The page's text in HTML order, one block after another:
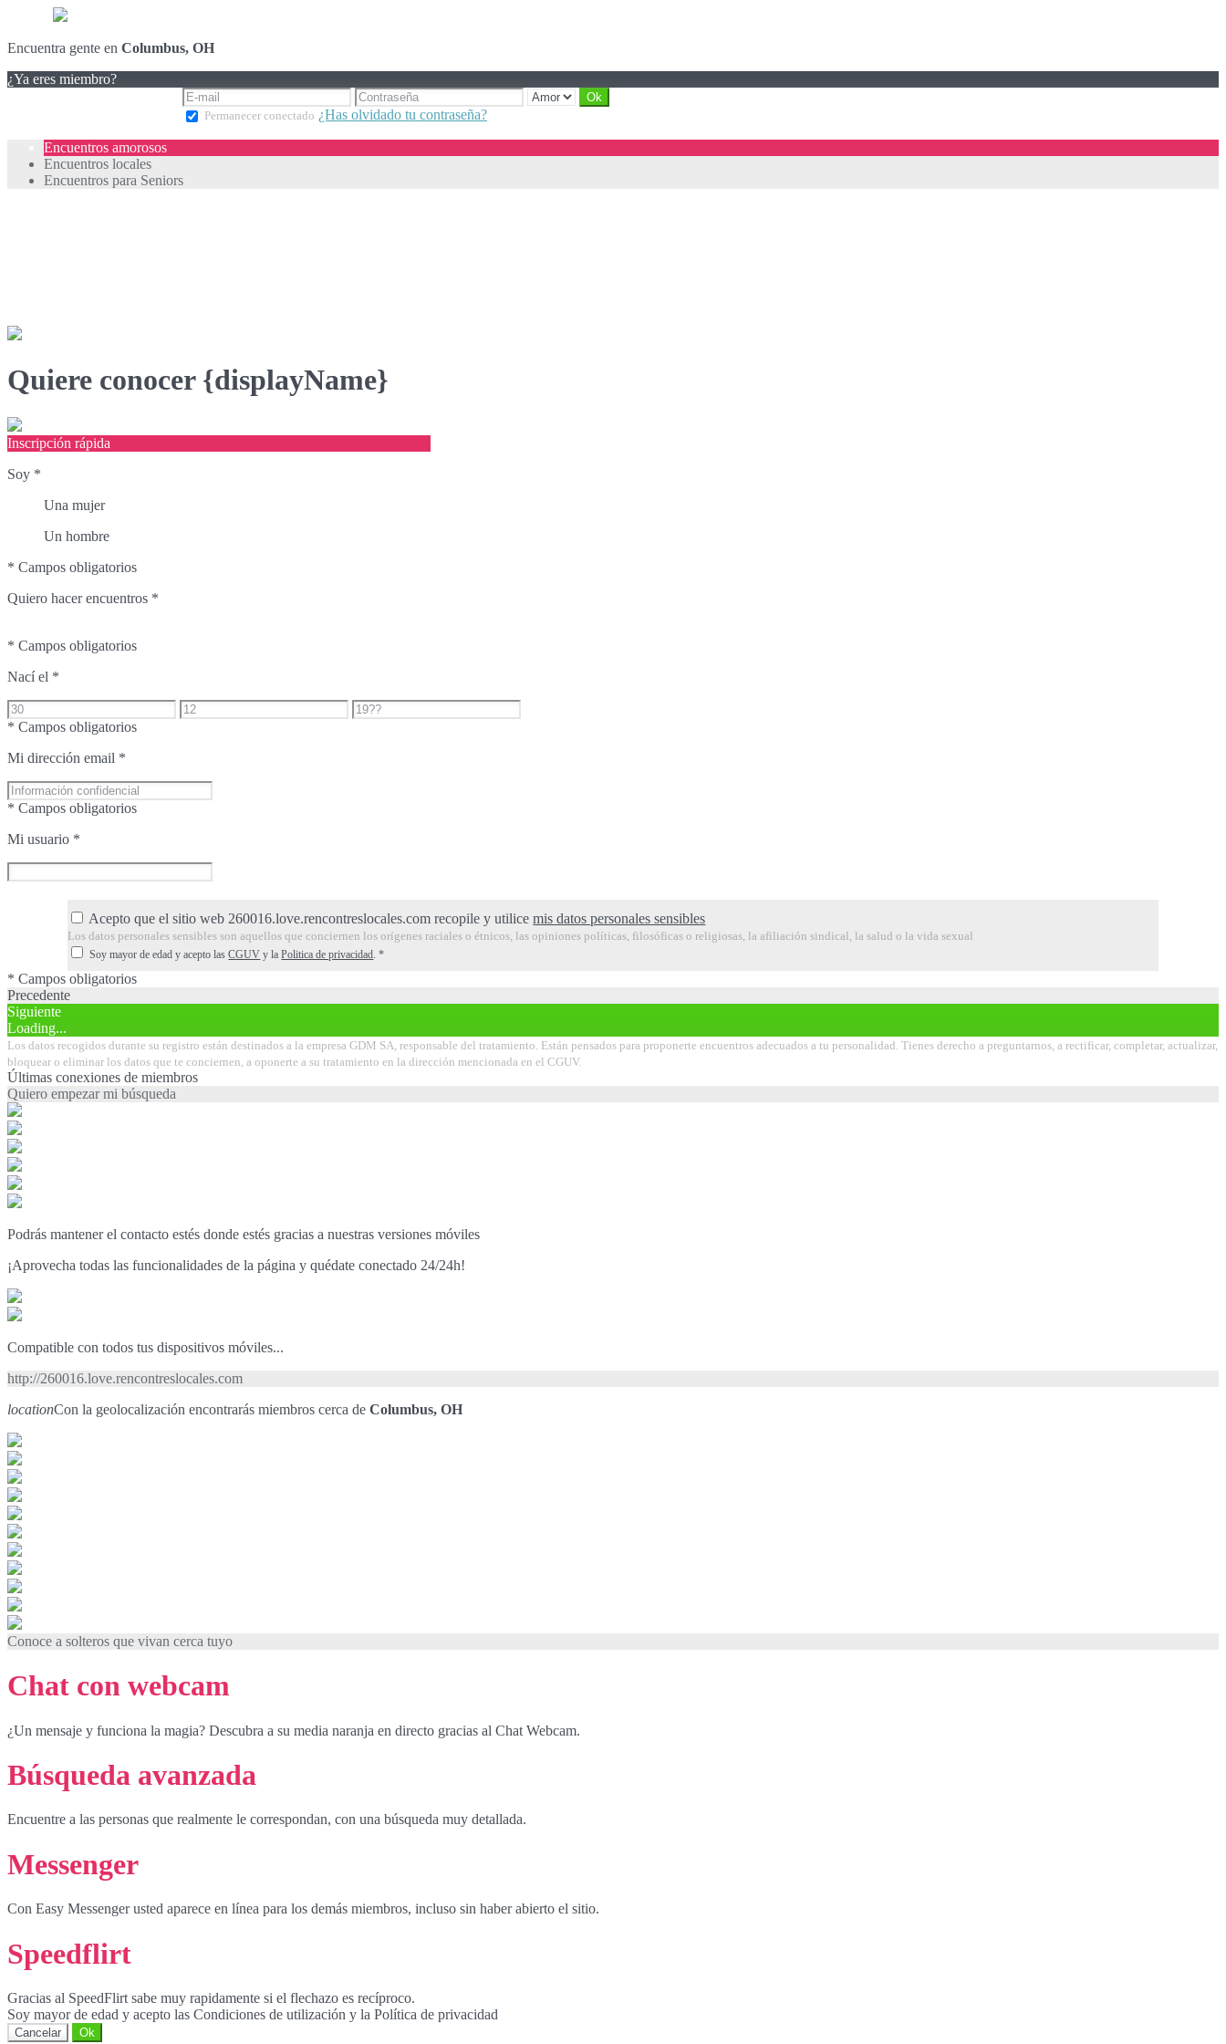
Encuentra gente en Columbus, OH
¿Ya eres miembro?
Permanecer conectado ¿Has olvidado tu contraseña?
Encuentros amorosos
Encuentros locales
Encuentros para Seniors
Quiere conocer {displayName}
Inscripción rápida
Soy *
Una mujer
Un hombre
* Campos obligatorios
Quiero hacer encuentros *
* Campos obligatorios
Nací el *
* Campos obligatorios
Mi dirección email *
* Campos obligatorios
Mi usuario *
Acepto que el sitio web 260016.love.rencontreslocales.com recopile y utilicemis datos personales sensibles
Los datos personales sensibles son aquellos que conciernen los orígenes raciales o étnicos, las opiniones políticas, filosóficas o religiosas, la afiliación sindical, la salud o la vida sexual
Soy mayor de edad y acepto lasCGUV y laPolitica de privacidad .*
* Campos obligatorios
Precedente
Siguiente
Loading...
Los datos recogidos durante su registro están destinados a la empresa GDM SA, responsable del tratamiento. Están pensados para proponerte encuentros adecuados a tu personalidad. Tienes derecho a preguntarnos, a rectificar, completar, actualizar,
bloquear o eliminar los datos que te conciernen, a oponerte a su tratamiento en la dirección mencionada en el CGUV.
Últimas conexiones de miembros
Quiero empezar mi búsqueda
Podrás mantener el contacto estés donde estés gracias a nuestras versiones móviles
¡Aprovecha todas las funcionalidades de la página y quédate conectado 24/24h!
Compatible con todos tus dispositivos móviles...
http://260016.love.rencontreslocales.com
locationCon la geolocalización encontrarás miembros cerca de Columbus, OH
Conoce a solteros que vivan cerca tuyo
Chat con webcam
¿Un mensaje y funciona la magia? Descubra a su media naranja en directo gracias al Chat Webcam.
Búsqueda avanzada
Encuentre a las personas que realmente le correspondan, con una búsqueda muy detallada.
Messenger
Con Easy Messenger usted aparece en línea para los demás miembros, incluso sin haber abierto el sitio.
Speedflirt
Gracias al SpeedFlirt sabe muy rapidamente si el flechazo es recíproco.
Soy mayor de edad y acepto las Condiciones de utilización y la Política de privacidad
Cancelar Ok